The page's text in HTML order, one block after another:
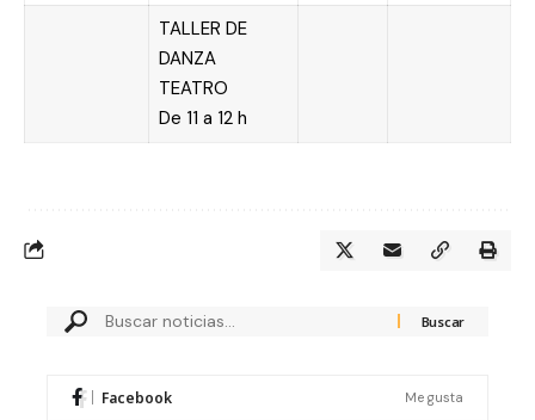
TALLER DE
DANZA
TEATRO
De 11 a 12 h
Facebook Me gusta